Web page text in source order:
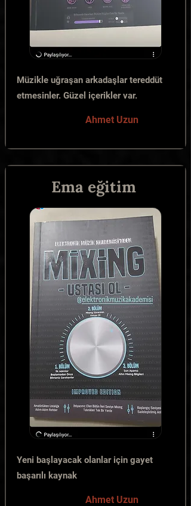
Müzikle uğraşan arkadaşlar tereddüt
etmesinler. Güzel içerikler var.
Ahmet Uzun
Ema eğitim
Yeni başlayacak olanlar için gayet
başarılı kaynak
Ahmet Uzun